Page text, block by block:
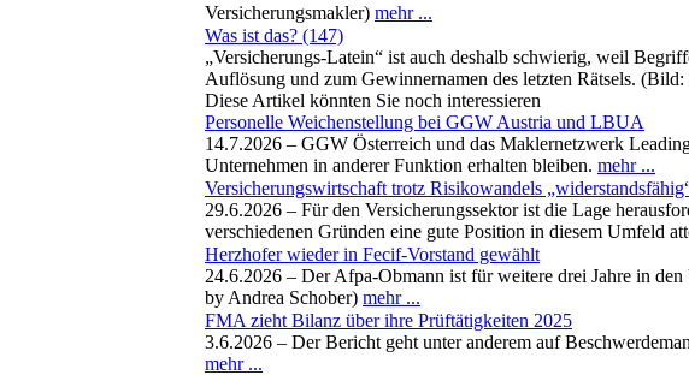
Versicherungsmakler) mehr ...
Was ist das? (147)
„Versicherungs-Latein“ ist auch deshalb schwierig, weil
Auflösung und zum Gewinnernamen des letzten Rätsels.
Diese Artikel könnten Sie noch interessieren
Personelle Weichenstellung bei GGW Austria und LBUA
14.7.2026 – GGW Österreich und das Maklernetzwerk
Unternehmen in anderer Funktion erhalten bleiben. mehr ...
Versicherungswirtschaft trotz Risikowandels
29.6.2026 – Für den Versicherungssektor ist die Lage
verschiedenen Gründen eine gute Position in diesem Umfeld
Herzhofer wieder in Fecif-Vorstand gewählt
24.6.2026 – Der Afpa-Obmann ist für weitere drei Jahre in
by Andrea Schober) mehr ...
FMA zieht Bilanz über ihre Prüftätigkeiten 2025
3.6.2026 – Der Bericht geht unter anderem auf
mehr ...